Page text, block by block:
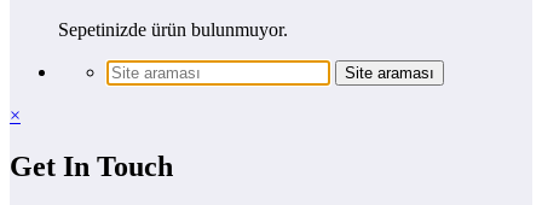
Sepetinizde ürün bulunmuyor.
×
Get In Touch